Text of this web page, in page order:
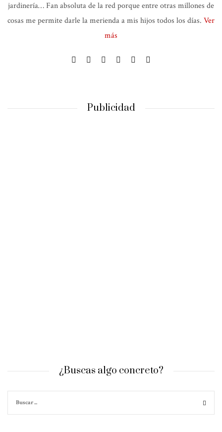
jardinería… Fan absoluta de la red porque entre otras millones de
cosas me permite darle la merienda a mis hijos todos los días. Ver
más
Publicidad
¿Buscas algo concreto?